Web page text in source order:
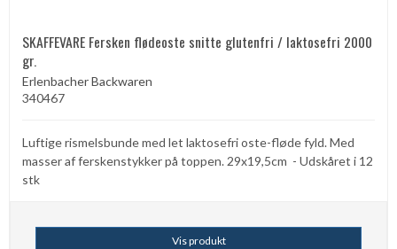
SKAFFEVARE Fersken flødeoste snitte glutenfri / laktosefri 2000
gr.
Erlenbacher Backwaren
340467
Luftige rismelsbunde med let laktosefri oste-fløde fyld. Med
masser af ferskenstykker på toppen. 29x19,5cm - Udskåret i 12
stk
Vis produkt